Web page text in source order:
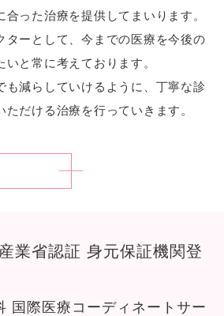
った治療を提供してまいります。
ターとして、今までの医療を今後の
と常に考えております。
も減らしていけるように、丁寧な診
だける治療を行っていきます。
業省認証 身元保証機関登
国際医療コーディネートサー